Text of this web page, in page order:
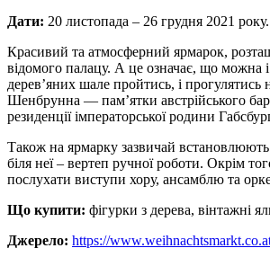
Дати: 20 листопада – 26 грудня 2021 року.
Красивий та атмосферний ярмарок,
відомого палацу. А це означає, що можна
дерев’яних шале пройтись, і прогулятись
Шенбрунна — пам’ятки австрійського
резиденції імператорської родини
Також на ярмарку зазвичай
біля неї – вертеп ручної роботи. Окрім
послухати виступи хору, ансамблю та
Що купити: фігурки з дерева, вінтажні
Джерело: https://